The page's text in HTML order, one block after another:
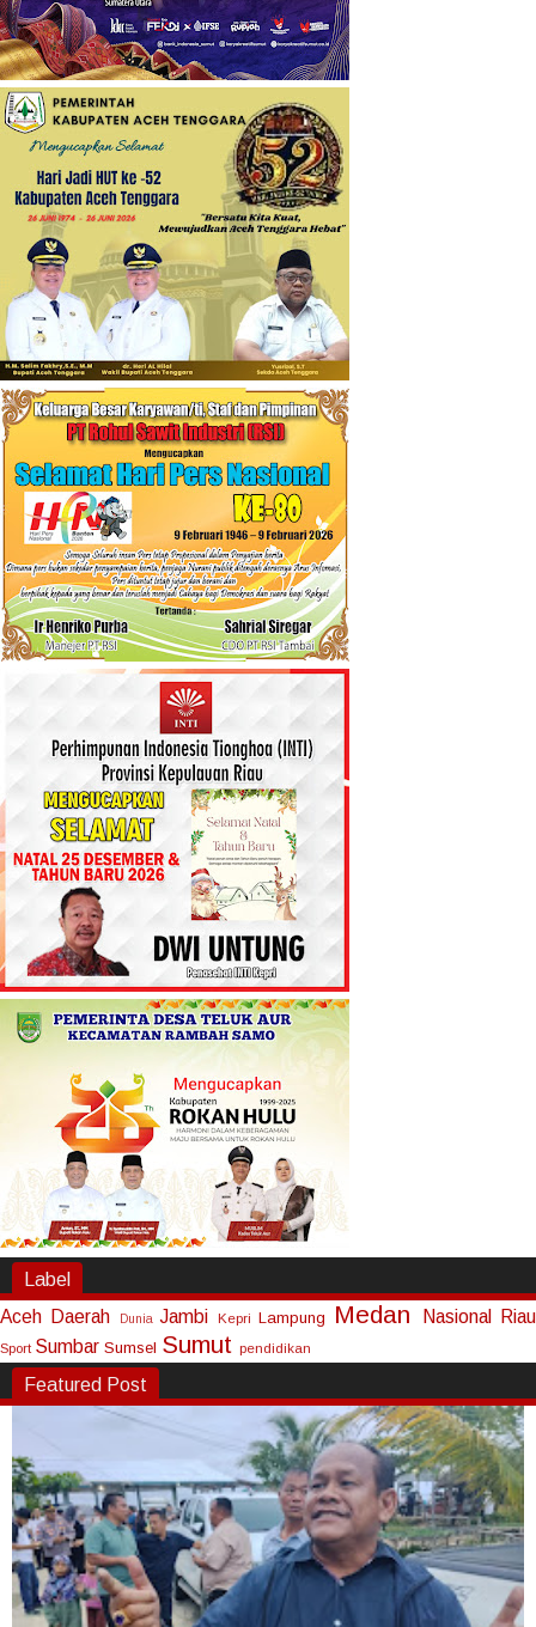
Label
Aceh Daerah Dunia Jambi Kepri Lampung Medan Nasional Riau
Sport Sumbar Sumsel Sumut pendidikan
Featured Post